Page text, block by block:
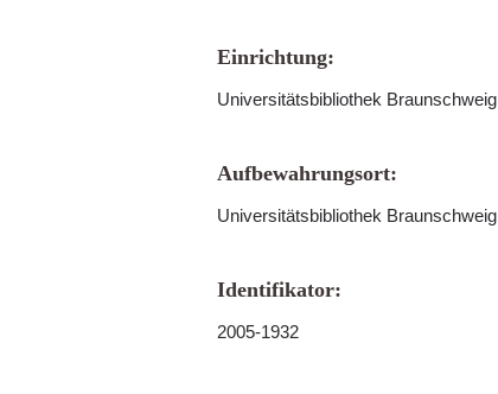
Einrichtung:
Universitätsbibliothek Braunschweig
Aufbewahrungsort:
Universitätsbibliothek Braunschweig
Identifikator:
2005-1932